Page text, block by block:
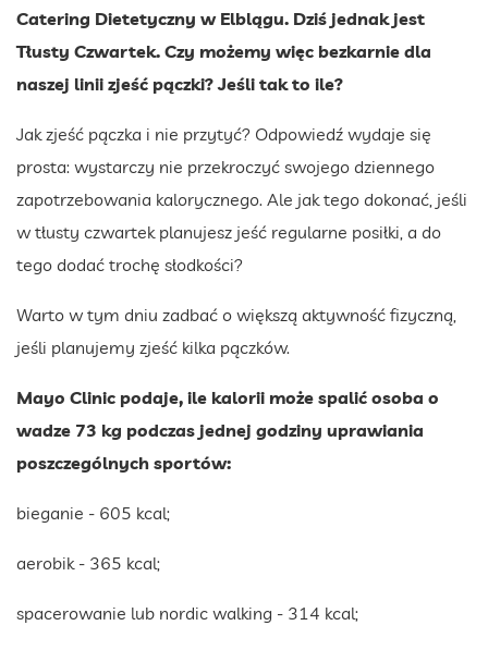
Catering Dietetyczny w Elblągu. Dziś jednak jest
Tłusty Czwartek. Czy możemy więc bezkarnie dla
naszej linii zjeść pączki? Jeśli tak to ile?
Jak zjeść pączka i nie przytyć? Odpowiedź wydaje się
prosta: wystarczy nie przekroczyć swojego dziennego
zapotrzebowania kalorycznego. Ale jak tego dokonać, jeśli
w tłusty czwartek planujesz jeść regularne posiłki, a do
tego dodać trochę słodkości?
Warto w tym dniu zadbać o większą aktywność fizyczną,
jeśli planujemy zjeść kilka pączków.
Mayo Clinic podaje, ile kalorii może spalić osoba o
wadze 73 kg podczas jednej godziny uprawiania
poszczególnych sportów:
bieganie - 605 kcal;
aerobik - 365 kcal;
spacerowanie lub nordic walking - 314 kcal;